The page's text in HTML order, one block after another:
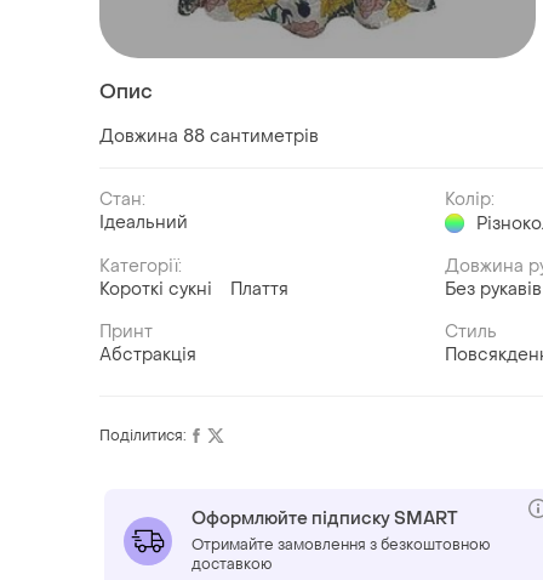
Опис
Довжина 88 сантиметрів
Стан:
Ідеальний
Колір:
Категорії:
Короткі сукні
Плаття
Довжина
Без рукавів
Принт
Абстракція
Стиль
Поділитися:
Оформлюйте підписку SMART
Отримайте замовлення з безкоштовною
доставкою